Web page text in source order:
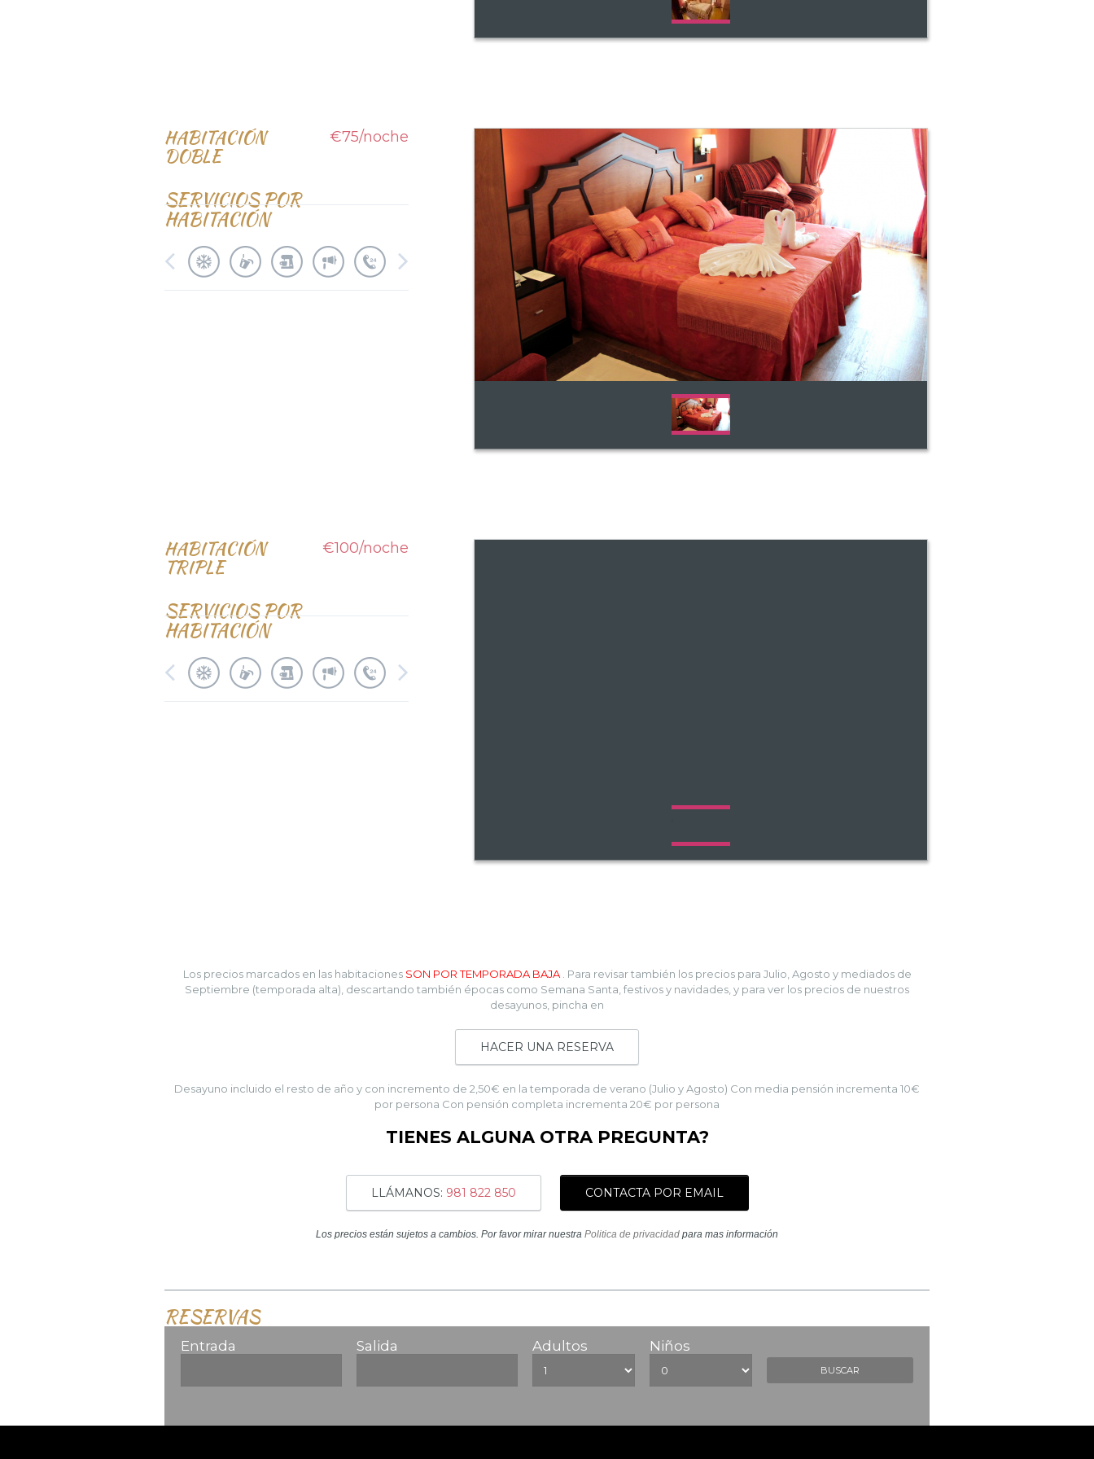
HABITACIÓN
DOBLE
€75/noche
SERVICIOS POR
HABITACIÓN
HABITACIÓN
TRIPLE
€100/noche
SERVICIOS POR
HABITACIÓN
Los precios marcados en las habitaciones SON POR TEMPORADA BAJA
. Para revisar también los precios para Julio, Agosto y mediados de
Septiembre (temporada alta), descartando también épocas como Semana Santa, festivos y navidades, y para ver los precios de nuestros
desayunos, pincha en
HACER UNA RESERVA
Desayuno incluido el resto de año y con incremento de 2,50€ en la temporada de verano (Julio y Agosto) Con media pensión incrementa 10€
por persona Con pensión completa incrementa 20€ por persona
TIENES ALGUNA OTRA PREGUNTA?
LLÁMANOS: 981 822 850 CONTACTA POR EMAIL
Los precios están sujetos a cambios. Por favor mirar nuestra Politica de privacidad para mas información
RESERVAS
Entrada Salida Adultos Niños